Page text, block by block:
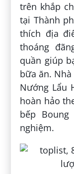
trên khắp
tại Thành
thích địa
thoáng
quần giúp
bữa ăn. Nhà
Nướng Lẩu
hoàn hảo
bếp
nghiệm.